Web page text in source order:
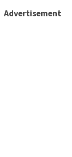
Advertisement